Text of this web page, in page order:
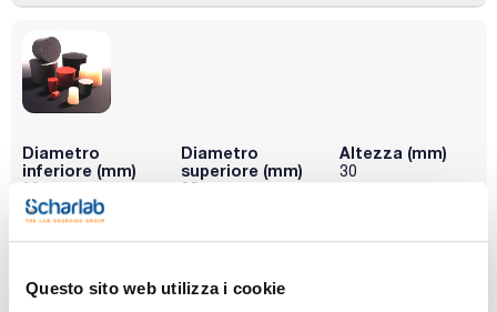
Questo sito web utilizza i cookie
Diametro
inferiore (mm)
29
Diametro
superiore (mm)
35
Altezza (mm)
30
Conf. (unità)
1
Codice
Confezionamento